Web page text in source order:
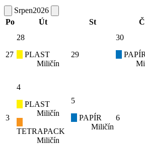
Srpen2026
Po
Út St
27
28
PLAST
Miličín
29
30
PAPÍR
3
4
PLAST
Miličín
TETRAPACK
Miličín
5
PAPÍR
Miličín
6